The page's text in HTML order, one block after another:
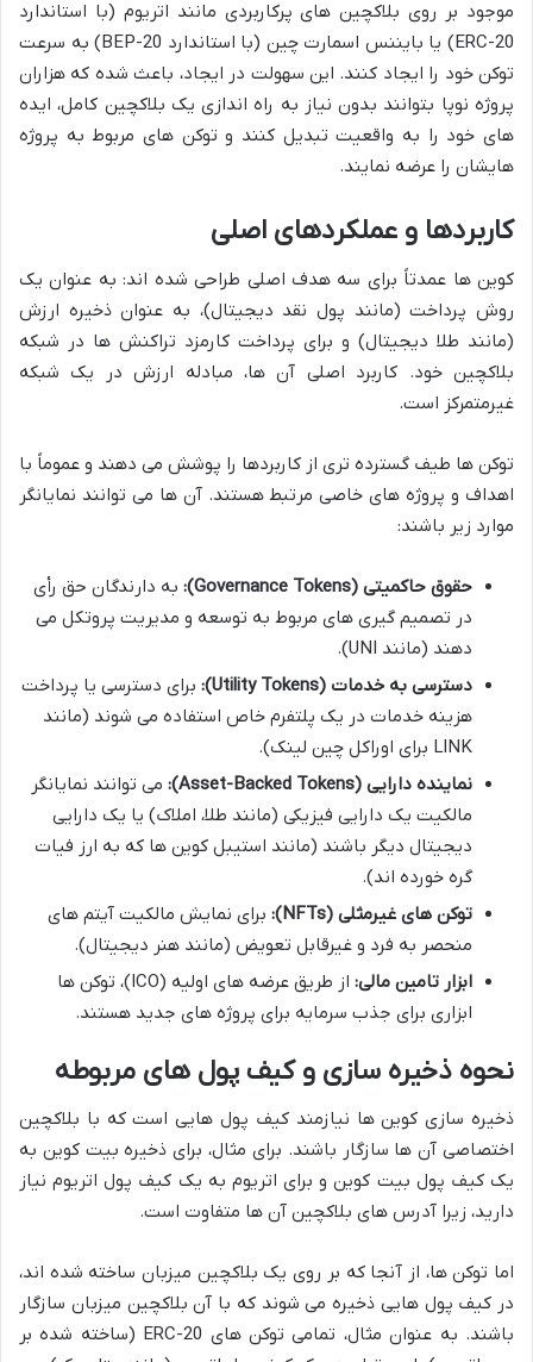
موجود بر روی بلاکچین های پرکاربردی مانند اتریوم (با استاندارد
ERC-20) یا بایننس اسمارت چین (با استاندارد BEP-20) به سرعت
توکن خود را ایجاد کنند. این سهولت در ایجاد، باعث شده که هزاران
پروژه نوپا بتوانند بدون نیاز به راه اندازی یک بلاکچین کامل، ایده
های خود را به واقعیت تبدیل کنند و توکن های مربوط به پروژه
هایشان را عرضه نمایند.
کاربردها و عملکردهای اصلی
کوین ها عمدتاً برای سه هدف اصلی طراحی شده اند: به عنوان یک
روش پرداخت (مانند پول نقد دیجیتال)، به عنوان ذخیره ارزش
(مانند طلا دیجیتال) و برای پرداخت کارمزد تراکنش ها در شبکه
بلاکچین خود. کاربرد اصلی آن ها، مبادله ارزش در یک شبکه
غیرمتمرکز است.
توکن ها طیف گسترده تری از کاربردها را پوشش می دهند و عموماً با
اهداف و پروژه های خاصی مرتبط هستند. آن ها می توانند نمایانگر
موارد زیر باشند:
حقوق حاکمیتی (Governance Tokens):
به دارندگان حق رأی
در تصمیم گیری های مربوط به توسعه و مدیریت پروتکل می
دهند (مانند UNI).
دسترسی به خدمات (Utility Tokens):
برای دسترسی یا پرداخت
هزینه خدمات در یک پلتفرم خاص استفاده می شوند (مانند
LINK برای اوراکل چین لینک).
نماینده دارایی (Asset-Backed Tokens):
می توانند نمایانگر
مالکیت یک دارایی فیزیکی (مانند طلا، املاک) یا یک دارایی
دیجیتال دیگر باشند (مانند استیبل کوین ها که به ارز فیات
گره خورده اند).
توکن های غیرمثلی (NFTs):
برای نمایش مالکیت آیتم های
منحصر به فرد و غیرقابل تعویض (مانند هنر دیجیتال).
ابزار تامین مالی:
از طریق عرضه های اولیه (ICO)، توکن ها
ابزاری برای جذب سرمایه برای پروژه های جدید هستند.
نحوه ذخیره سازی و کیف پول های مربوطه
ذخیره سازی کوین ها نیازمند کیف پول هایی است که با بلاکچین
اختصاصی آن ها سازگار باشند. برای مثال، برای ذخیره بیت کوین به
یک کیف پول بیت کوین و برای اتریوم به یک کیف پول اتریوم نیاز
دارید، زیرا آدرس های بلاکچین آن ها متفاوت است.
اما توکن ها، از آنجا که بر روی یک بلاکچین میزبان ساخته شده اند،
در کیف پول هایی ذخیره می شوند که با آن بلاکچین میزبان سازگار
باشند. به عنوان مثال، تمامی توکن های ERC-20 (ساخته شده بر